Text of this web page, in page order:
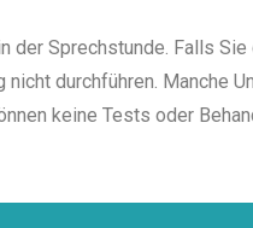
der Sprechstunde. Falls
durchführen. Manche
keine Tests oder